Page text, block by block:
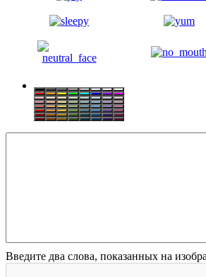
Введите два слова, показанных на